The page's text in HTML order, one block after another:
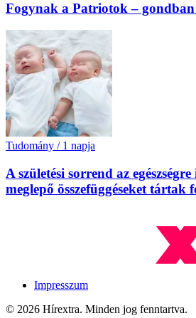
Fogynak a Patriotok –
Tudomány / 1 napja
A születési sorrend az
meglepő összefüggéseket tártak
Impresszum
© 2026 Hírextra. Minden jog fenntartva.